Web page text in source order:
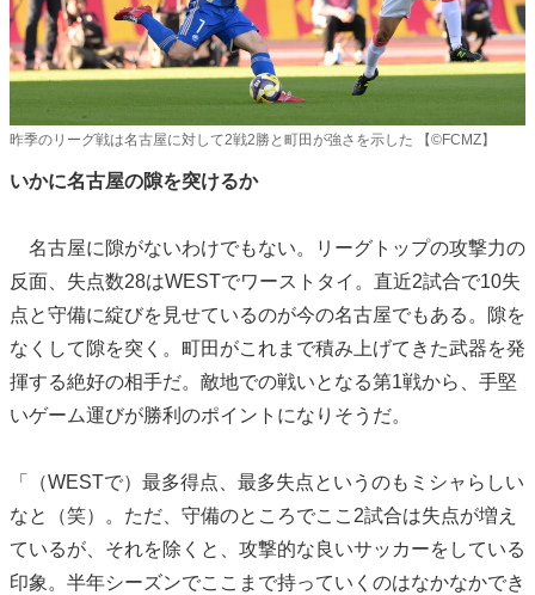
昨季のリーグ戦は名古屋に対して2戦2勝と町田が強さを示した 【©FCMZ】
いかに名古屋の隙を突けるか
名古屋に隙がないわけでもない。リーグトップの攻撃力の
反面、失点数28はWESTでワーストタイ。直近2試合で10失
点と守備に綻びを見せているのが今の名古屋でもある。隙を
なくして隙を突く。町田がこれまで積み上げてきた武器を発
揮する絶好の相手だ。敵地での戦いとなる第1戦から、手堅
いゲーム運びが勝利のポイントになりそうだ。
「（WESTで）最多得点、最多失点というのもミシャらしい
なと（笑）。ただ、守備のところでここ2試合は失点が増え
ているが、それを除くと、攻撃的な良いサッカーをしている
印象。半年シーズンでここまで持っていくのはなかなかでき